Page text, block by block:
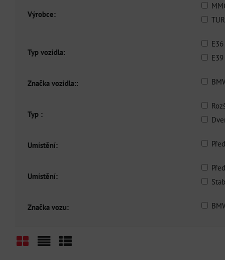
Výrobce:
Typ vozidla:
Značka vozidla::
Typ :
Umístění:
Umístění:
Značka vozu: